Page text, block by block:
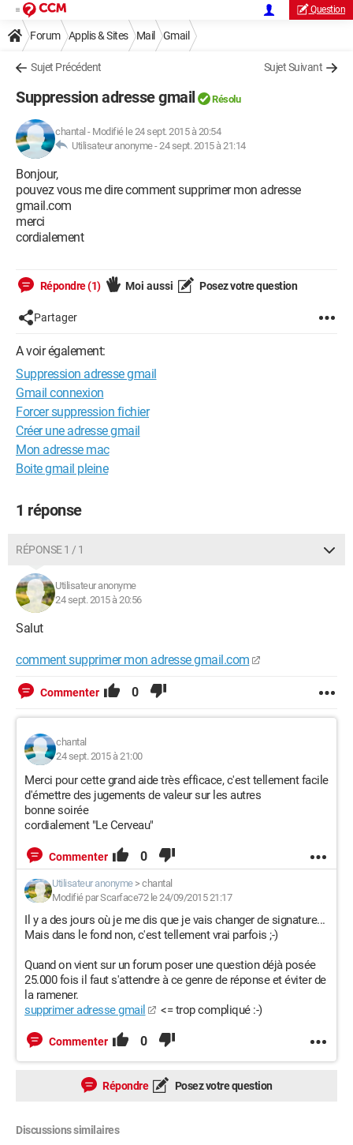
Question
Forum Applis & Sites Mail Gmail
Sujet Précédent Sujet Suivant
Suppression adresse gmail Résolu
chantal - Modifié le 24 sept. 2015 à 20:54
Utilisateur anonyme -24 sept. 2015 à 21:14
Bonjour,
pouvez vous me dire comment supprimer mon adresse
gmail.com
merci
cordialement
Répondre (1) Moi aussi Posez votre question
Partager
A voir également:
Suppression adresse gmail
Gmail connexion
Forcer suppression fichier
Créer une adresse gmail
Mon adresse mac
Boite gmail pleine
1 réponse
RÉPONSE 1 / 1
Utilisateur anonyme
24 sept. 2015 à 20:56
Salut
comment supprimer mon adresse gmail.com
Commenter 0
chantal
24 sept. 2015 à 21:00
Merci pour cette grand aide très efficace, c'est tellement facile
d'émettre des jugements de valeur sur les autres
bonne soirée
cordialement "Le Cerveau"
Commenter 0
Utilisateur anonyme> chantal
Modifié par Scarface72 le 24/09/2015 21:17
Il y a des jours où je me dis que je vais changer de signature...
Mais dans le fond non, c'est tellement vrai parfois ;-)
Quand on vient sur un forum poser une question déjà posée
25.000 fois il faut s'attendre à ce genre de réponse et éviter de
la ramener.
supprimer adresse gmail
<= trop compliqué :-)
Commenter 0
Répondre Posez votre question
Discussions similaires